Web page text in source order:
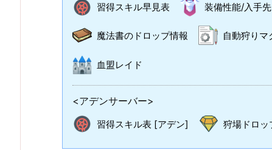
習得スキル早見表 装備性能/入手先
魔法書のドロップ情報 自動狩りマ
血盟レイド
<アデンサーバー>
習得スキル表 [アデン] 狩場ドロ